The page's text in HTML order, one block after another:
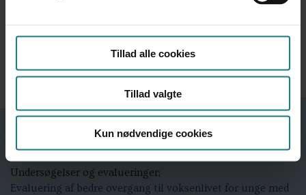
Tillad alle cookies
Tillad valgte
Kun nødvendige cookies
Download PDF
Se også
Undersøgelser og evalueringer;
Evaluering af bedre overgang til voksenlivet for unge med